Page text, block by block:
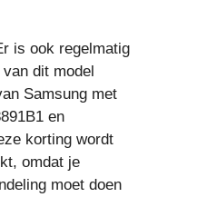
is ook regelmatig
dit model
Samsung met
en
korting wordt
omdat je
moet doen